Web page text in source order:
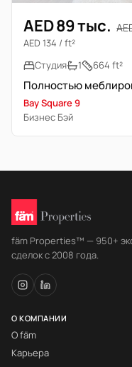
AED 89 тыс.
AED 134 / ft²
Студия
1 664 ft²
Bay Square 9
Бизнес Бэй
fäm Properties™ — 950+
сделок с 2008 года.
О КОМПАНИИ
О fäm
Карьера